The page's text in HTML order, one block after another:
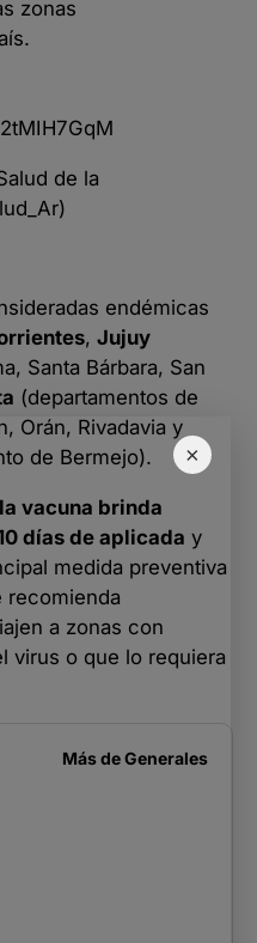
×
zonas
de la
endémicas
, Jujuy
Santa Bárbara, San
(departamentos de
Orán, Rivadavia y
de Bermejo).
la vacuna brinda
días de aplicada y
medida preventiva
recomienda
a zonas con
virus o que lo requiera
Más deGenerales